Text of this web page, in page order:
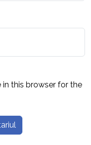
in this browser for the